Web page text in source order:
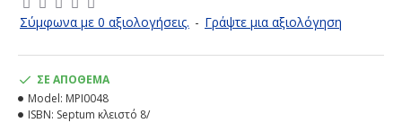
Σύμφωνα με 0 αξιολογήσεις. - Γράψτε μια αξιολόγηση
ΣΕ ΑΠΌΘΕΜΑ
Model: MPI0048
ISBN: Septum κλειστό 8/